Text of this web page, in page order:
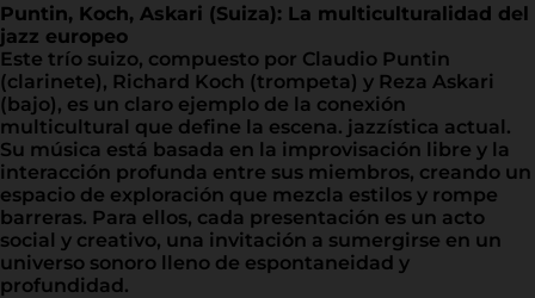
Puntin, Koch, Askari (Suiza): La multiculturalidad del
jazz europeo
Este trío suizo, compuesto por Claudio Puntin
(clarinete), Richard Koch (trompeta) y Reza Askari
(bajo), es un claro ejemplo de la conexión
multicultural que define la escena. jazzística actual.
Su música está basada en la improvisación libre y la
interacción profunda entre sus miembros, creando un
espacio de exploración que mezcla estilos y rompe
barreras. Para ellos, cada presentación es un acto
social y creativo, una invitación a sumergirse en un
universo sonoro lleno de espontaneidad y
profundidad.